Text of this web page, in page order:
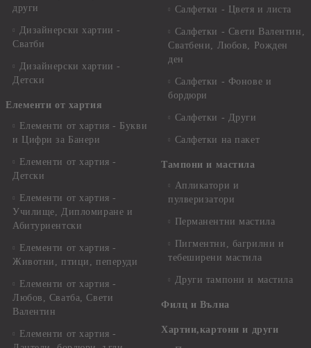
други
Дизайнерски хартии -
Сватби
Дизайнерски хартии -
Детски
Елементи от хартия
Елементи от хартия - Букви
и Цифри за Банери
Елементи от хартия -
Детски
Елементи от хартия -
Училище, Дипломиране и
Абитуриентски
Елементи от хартия -
Животни, птици, пеперуди
Елементи от хартия -
Любов, Сватба, Свети
Валентин
Елементи от хартия -
Салфетки - Цветя и листа
Салфетки - Свети Валентин,
Сватбени, Любов, Рожден
ден
Салфетки - Фонове и
бордюри
Салфетки - Други
Салфетки на пакет
Тампони и мастила
Апликатори и
пулверизатори
Перманентни мастила
Пигментни, багрилни и
тебеширени мастила
Други тампони и мастила
Филц и Вълна
Хартии,картони и други